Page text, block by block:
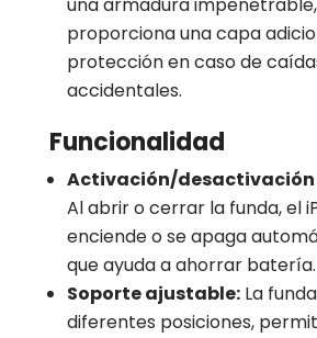
una armadura
proporciona una capa
protección en caso de
accidentales.
Funcionalidad
Activación/
Al abrir o cerrar la funda, el
enciende o se apaga
que ayuda a ahorrar batería.
Soporte ajustable:La
diferentes posiciones,